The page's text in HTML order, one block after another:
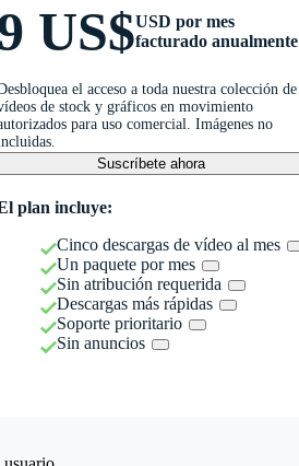
US$USD por mes
facturado anualmente
el acceso a toda nuestra colección de
de stock y gráficos en movimiento
para uso comercial. Imágenes no
Suscríbete ahora
plan incluye:
Cinco descargas de vídeo al mes
Un paquete por mes
Sin atribución requerida
Descargas más rápidas
Soporte prioritario
Sin anuncios